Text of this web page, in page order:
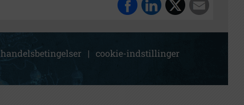
handelsbetingelser | cookie-indstillinger